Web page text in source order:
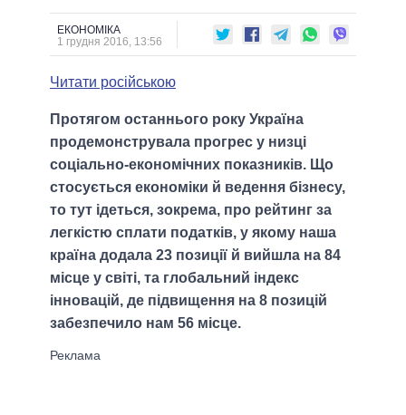
МЕРИ МІСТ
ВСІ ПЕРСОНИ
ПОРІВНЯННЯ ПОЛІТИКІВ
ЕКОНОМІКА
1 грудня 2016, 13:56
Читати російською
Протягом останнього року Україна
продемонструвала прогрес у низці
соціально-економічних показників. Що
стосується економіки й ведення бізнесу,
то тут ідеться, зокрема, про рейтинг за
легкістю сплати податків, у якому наша
країна додала 23 позиції й вийшла на 84
місце у світі, та глобальний індекс
інновацій, де підвищення на 8 позицій
забезпечило нам 56 місце.